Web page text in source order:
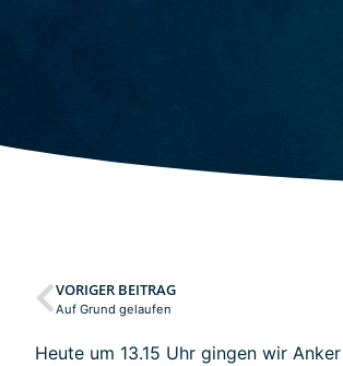
VORIGER BEITRAG
Auf Grund gelaufen
Heute um 13.15 Uhr gingen wir